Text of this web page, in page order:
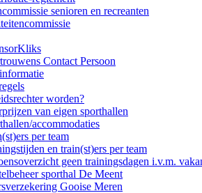
senioren en recreanten
Contact Persoon
worden?
van eigen sporthallen
accommodaties
per team
en train(st)ers per team
geen trainingsdagen i.v.m.
sporthal De Meent
Gooise Meren